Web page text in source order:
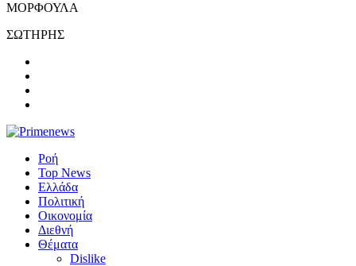
ΜΟΡΦΟΥΛΑ
ΣΩΤΗΡΗΣ
Ροή
Top News
Ελλάδα
Πολιτική
Οικονομία
Διεθνή
Θέματα
Dislike